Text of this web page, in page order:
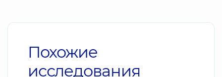
Похожие
исследования